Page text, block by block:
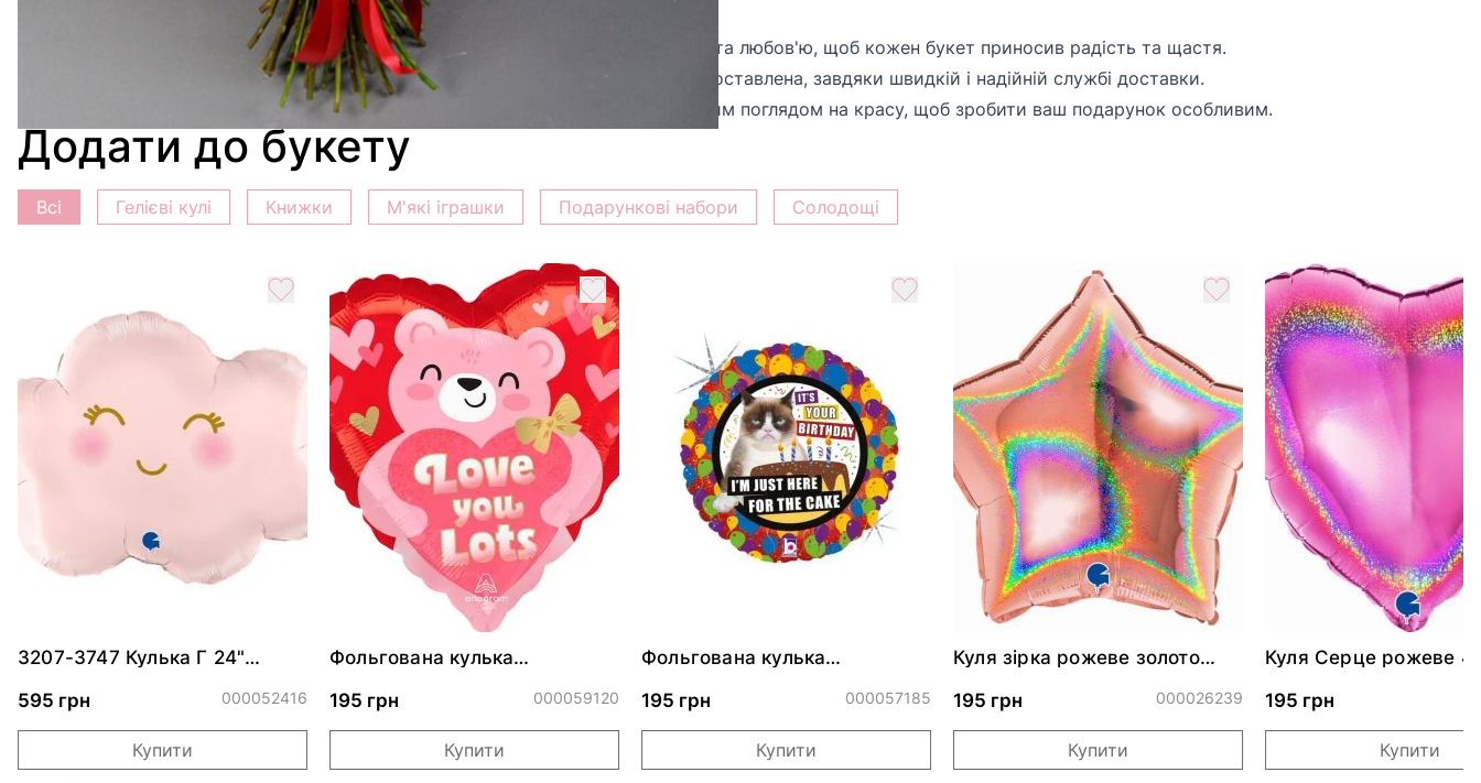
Кожна троянда Гран Прі вирощена з найбільшою увагою та любов'ю, щоб кожен букет приносив радість та щастя.
Ми гарантуємо свіжість кожної троянди, яка буде вам доставлена, завдяки швидкій і надійній службі доставки.
Кожен букет створюється наших квіткарями з унікальним поглядом на красу, щоб зробити ваш подарунок особливим.
Додати до букету
Всі Гелієві кулі Книжки М'які іграшки Подарункові набори Солодощі
3207-3747 Кулька Г 24"
595 грн
000052416
Купити
Фольгована кулька
обіймами"
195 грн 000059120
Купити
Фольгована кулька
ДР"
195 грн 000057185
Купити
Куля зірка рожеве золото
195 грн
000026239
Купити
Куля Серце рожеве
195 грн
Купити